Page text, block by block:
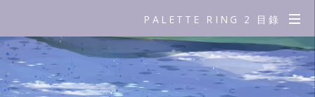
PALETTE RING 2 目錄